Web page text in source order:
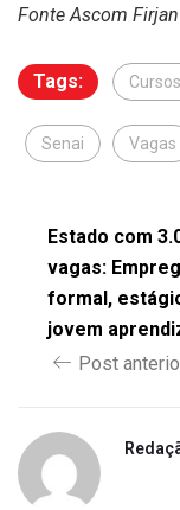
Fonte Ascom Firjan
Tags:
Senai Vagas
Estado com
vagas:
formal,
jovem
Post